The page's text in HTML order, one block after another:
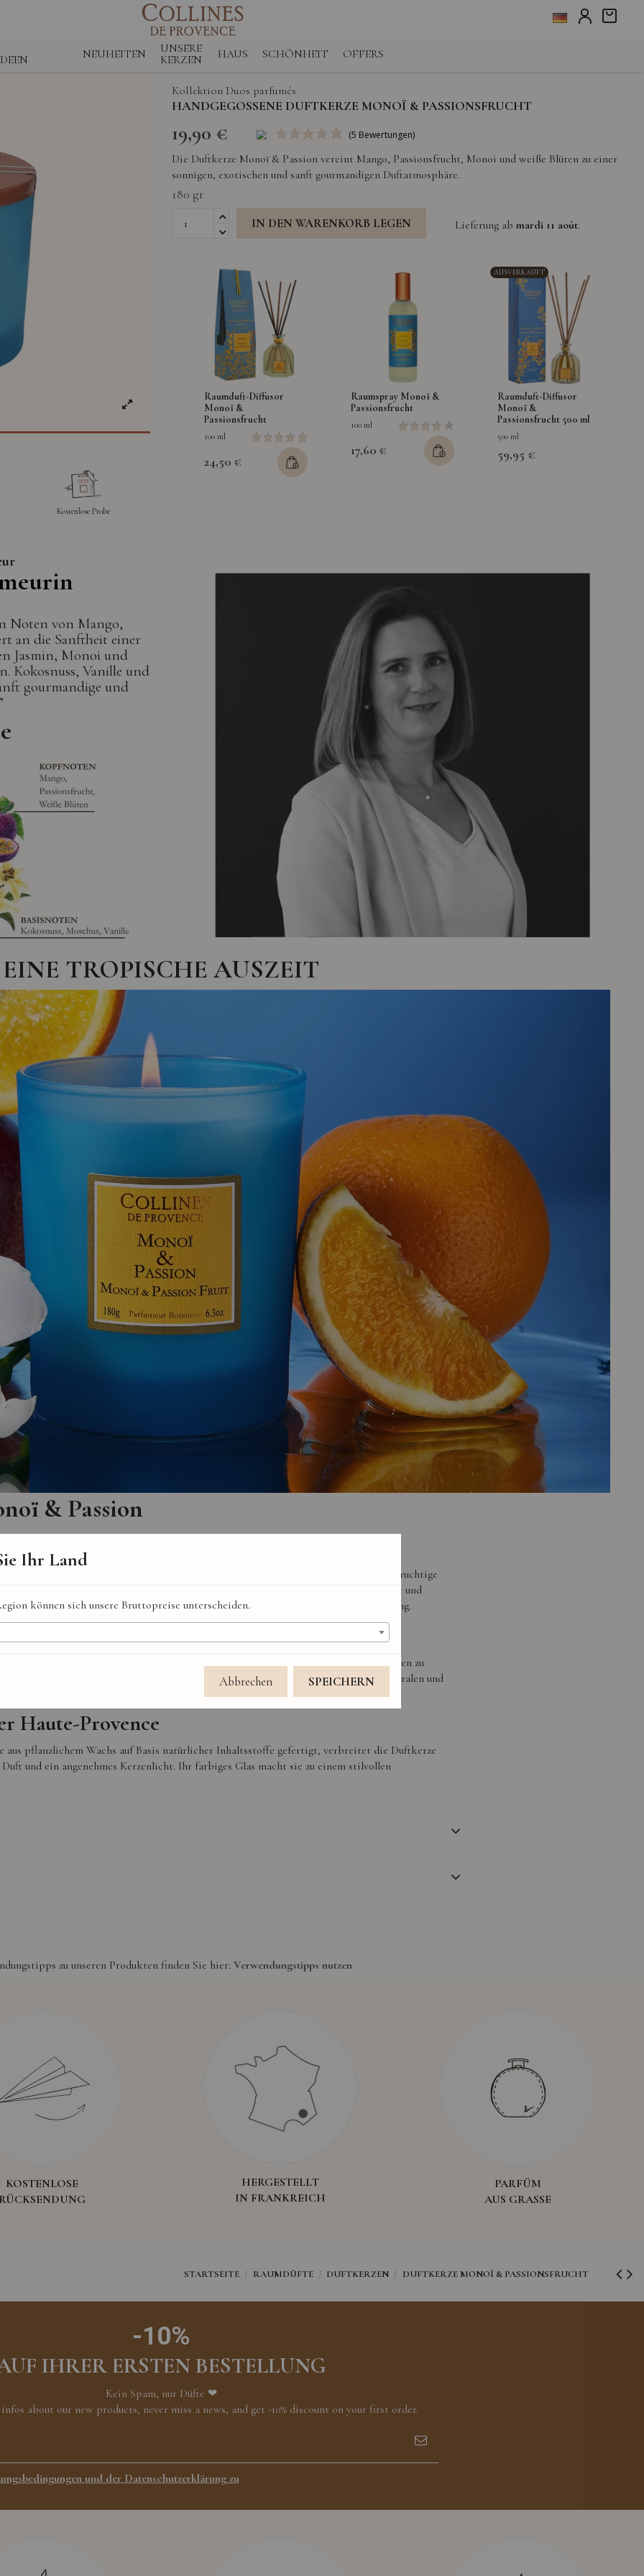
Ihr Land
können sich unsere Bruttopreise unterscheiden.
Abbrechen SPEICHERN
NEUHEITEN
UNSERE
KERZEN
HAUS SCHÖNHEIT OFFERS
Kostenlose Probe
Kollektion Duos parfumés
HANDGEGOSSENE DUFTKERZE MONOÏ & PASSIONSFRUCHT
19,90 €
(5 Bewertungen)
Die Duftkerze Monoï & Passion vereint Mango, Passionsfrucht, Monoi und weiße Blüten zu einer
sonnigen, exotischen und sanft gourmandigen Duftatmosphäre.
180 gr
IN DEN WARENKORB LEGEN Lieferung ab mardi 11 août.
Raumduft-Diffusor
Monoï &
Passionsfrucht
100 ml
24,50 €
Raumspray Monoï &
Passionsfrucht
100 ml
17,60 €
AUSVERKAUFT
Raumduft-Diffusor
Monoï &
Passionsfrucht 500 ml
500 ml
59,95 €
Noten von Mango,
an die Sanftheit einer
Jasmin, Monoi und
Kokosnuss, Vanille und
gourmandige und
EINE TROPISCHE AUSZEIT
& Passion
zum Träumen
Monoï & Passion von Collines de Provence in tropische Landschaften entführen. Fruchtige
verbinden sich mit weißen Blüten zu einem sonnigen Herzen aus Jasmin, Monoi und
und Moschus verleihen dem Duft eine warme, exotische und wohltuende Ausstrahlung.
Duos Parfumés Kollektion
kreiert von unserer Parfümeurin in Grasse, verbindet zwei außergewöhnliche Duftnoten zu
& Passion vereint exotische Früchte und weiße Blüten zu einem strahlenden, floralen und
Haute-Provence
aus pflanzlichem Wachs auf Basis natürlicher Inhaltsstoffe gefertigt, verbreitet die Duftkerze
und ein angenehmes Kerzenlicht. Ihr farbiges Glas macht sie zu einem stilvollen
zu unseren Produkten finden Sie hier: Verwendungstipps nutzen
KOSTENLOSE
RÜCKSENDUNG
HERGESTELLT
IN FRANKREICH
PARFÜM
AUS GRASSE
STARTSEITE RAUMDÜFTE DUFTKERZEN DUFTKERZE MONOÏ & PASSIONSFRUCHT
-10%
IHRER ERSTEN BESTELLUNG
Kein Spam, nur Düfte ❤
about our new products, never miss a news, and get -10% discount on your first order.
und der Datenschutzerklärung zu